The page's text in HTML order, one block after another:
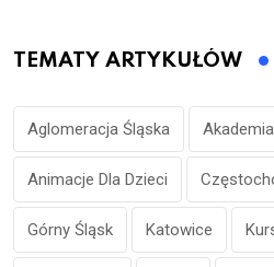
TEMATY ARTYKUŁÓW
Aglomeracja Śląska
Animacje Dla Dzieci
Górny Śląsk Katowice